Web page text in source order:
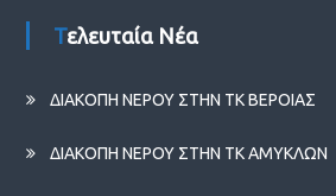
Τελευταία Νέα
ΔΙΑΚΟΠΗ ΝΕΡΟΥ ΣΤΗΝ ΤΚ ΒΕΡΟΙΑΣ
ΔΙΑΚΟΠΗ ΝΕΡΟΥ ΣΤΗΝ ΤΚ ΑΜΥΚΛΩΝ